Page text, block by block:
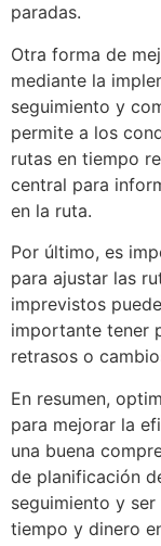
paradas.
Otra forma de
mediante la
seguimiento y
permite a los
rutas en tiempo
central para
en la ruta.
Por último, es
para ajustar las
imprevistos
importante tener
retrasos o
En resumen,
para mejorar la
una buena
de planificación
seguimiento y
tiempo y dinero